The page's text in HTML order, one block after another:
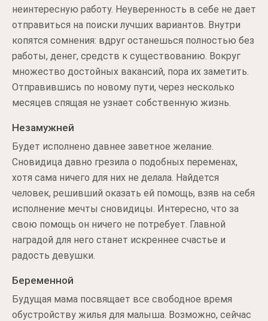
неинтересную работу. Неуверенность в себе не дает
отправиться на поиски лучших вариантов. Внутри
копятся сомнения: вдруг останешься полностью без
работы, денег, средств к существованию. Вокруг
множество достойных вакансий, пора их заметить.
Отправившись по новому пути, через несколько
месяцев спящая не узнает собственную жизнь.
Незамужней
Будет исполнено давнее заветное желание.
Сновидица давно грезила о подобных переменах,
хотя сама ничего для них не делала. Найдется
человек, решивший оказать ей помощь, взяв на себя
исполнение мечты сновидицы. Интересно, что за
свою помощь он ничего не потребует. Главной
наградой для него станет искреннее счастье и
радость девушки.
Беременной
Будущая мама посвящает все свободное время
обустройству жилья для малыша. Возможно, сейчас